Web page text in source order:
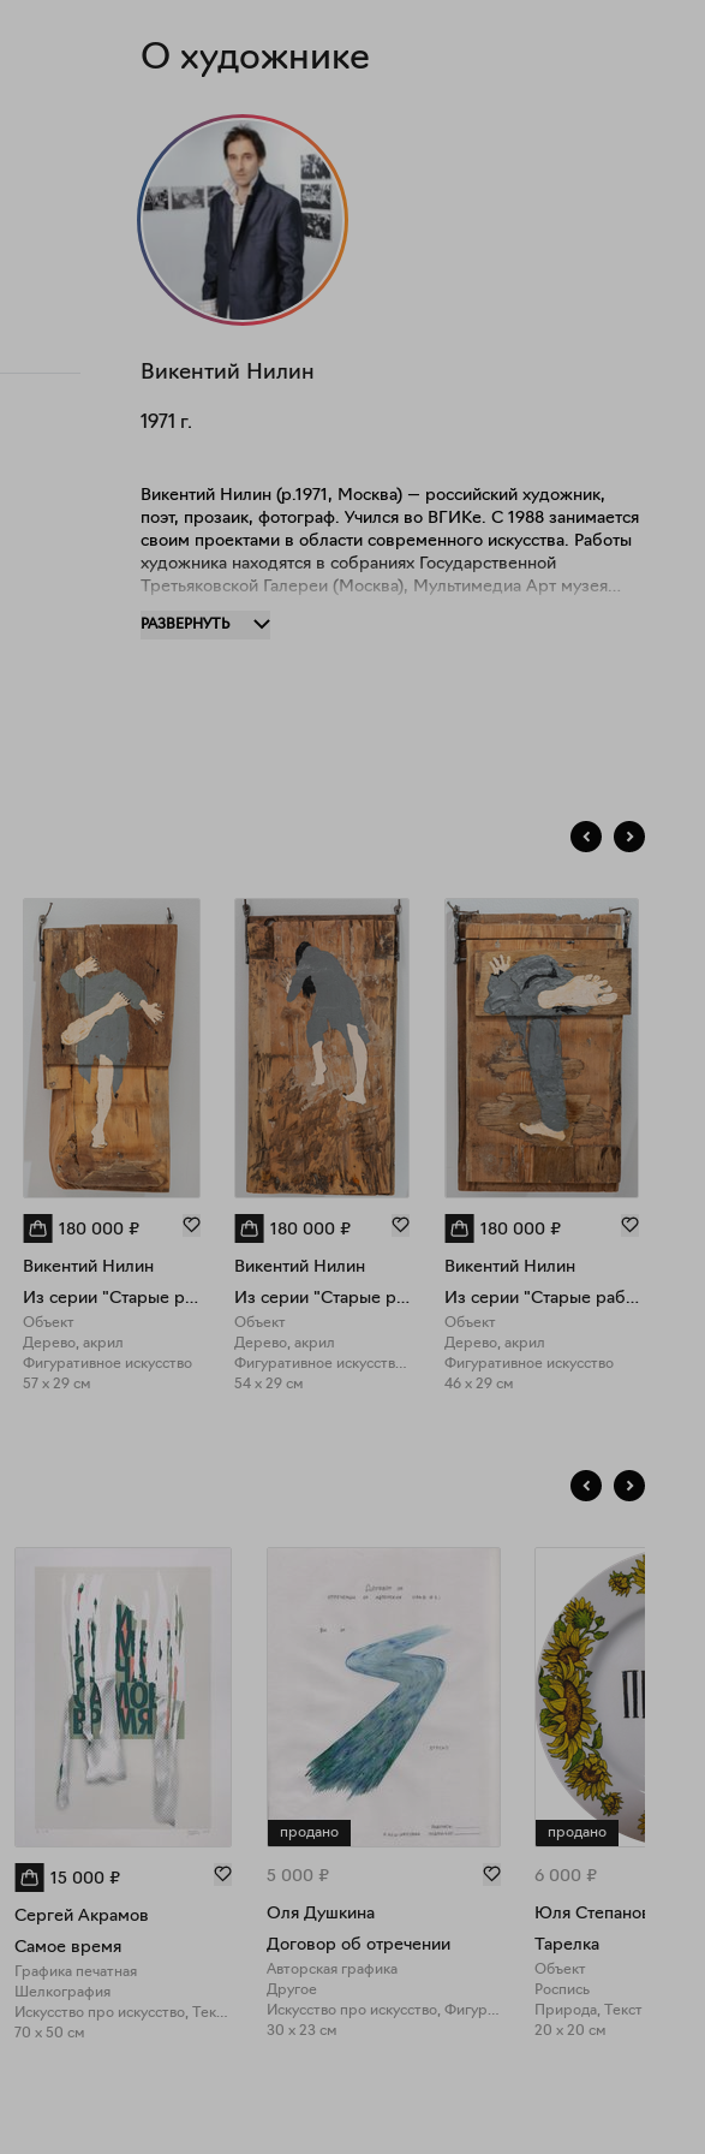
О художнике
Викентий Нилин
1971 г.
Викентий Нилин (р.1971, Москва) — российский художник,
поэт, прозаик, фотограф. Учился во ВГИКе. С 1988 занимается
своим проектами в области современного искусства. Работы
художника находятся в собраниях Государственной
Третьяковской Галереи (Москва), Мультимедиа Арт музея
(Москва), коллекции Чарльза Саатчи (Лондон).
РАЗВЕРНУТЬ
180 000 ₽
Викентий Нилин
Из серии "Старые работы"
Объект
Дерево, акрил
Фигуративное искусство
57 x 29 см
180 000 ₽
Викентий Нилин
Из серии "Старые работы"
Объект
Дерево, акрил
Фигуративное искусство, Фигуративное искусство
54 x 29 см
180 000 ₽
Викентий Нилин
Из серии "Старые работы"
Объект
Дерево, акрил
Фигуративное искусство
46 x 29 см
15 000 ₽
Сергей Акрамов
Самое время
Графика печатная
Шелкография
Искусство про искусство, Текст в искусстве
70 x 50 см
продано
5 000 ₽
Оля Душкина
Договор об отречении
Авторская графика
Другое
Искусство про искусство, Фигуративное искусство
30 x 23 см
продано
6 000 ₽
Юля Степанова
Тарелка
Объект
Роспись
Природа, Текст в
20 x 20 см